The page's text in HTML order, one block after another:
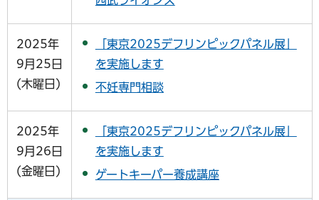
2025年
9月25日
(木曜日)
「東京2025デフリンピックパネル展」
を実施します
不妊専門相談
2025年
9月26日
(金曜日)
「東京2025デフリンピックパネル展」
を実施します
ゲートキーパー養成講座